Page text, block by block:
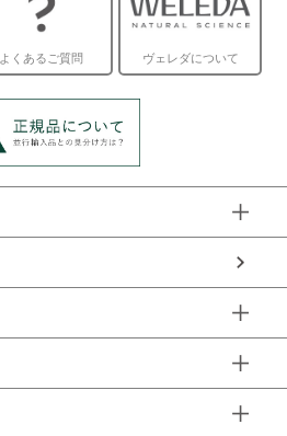
よくあるご質問 ヴェレダについて